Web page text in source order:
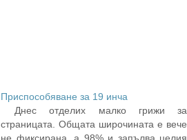
Приспособяване за 19 инча
Днес отделих малко грижи за
страницата. Общата широчината е вече